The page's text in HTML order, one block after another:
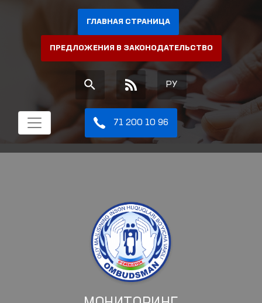
ГЛАВНАЯ СТРАНИЦА
ПРЕДЛОЖЕНИЯ В ЗАКОНОДАТЕЛЬСТВО
РУ
71 200 10 96